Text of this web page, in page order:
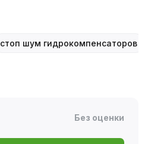
стоп шум гидрокомпенсаторов
Без оценки